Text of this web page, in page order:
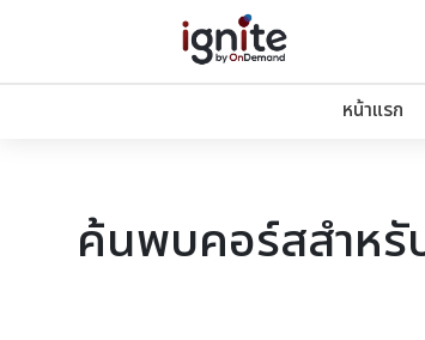
หน้าแรก
ค้นพบคอร์สสำห